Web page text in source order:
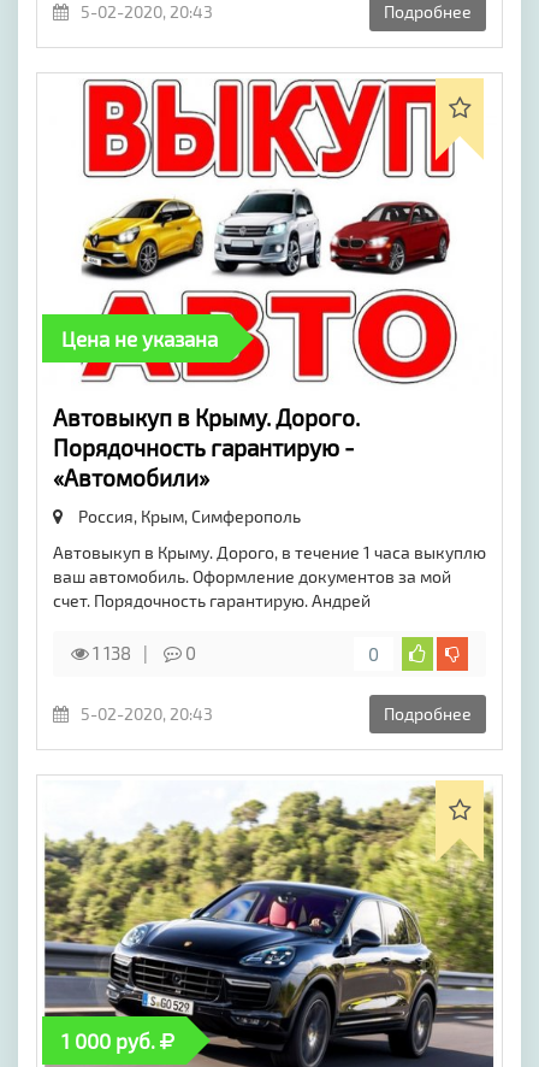
5-02-2020, 20:43 Подробнее
Цена не указана
​Автовыкуп в Крыму. Дорого.
Порядочность гарантирую -
«Автомобили»
Россия, Крым,Симферополь
Автовыкуп в Крыму. Дорого, в течение 1 часа выкуплю
ваш автомобиль. Оформление документов за мой
счет. Порядочность гарантирую. Андрей
1 138 0 0
5-02-2020, 20:43 Подробнее
1 000 руб.